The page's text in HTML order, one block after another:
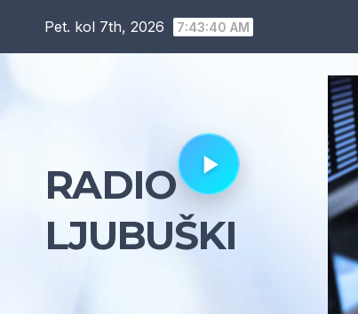
Pet. kol 7th, 2026 7:43:42 AM
RADIO
LJUBUŠKI